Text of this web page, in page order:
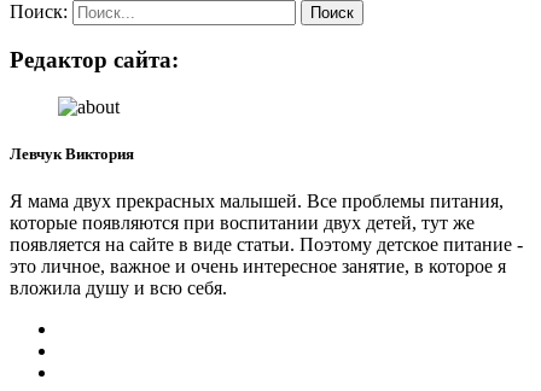
Поиск:
Редактор сайта:
Левчук Виктория
Я мама двух прекрасных малышей. Все проблемы питания,
которые появляются при воспитании двух детей, тут же
появляется на сайте в виде статьи. Поэтому детское питание -
это личное, важное и очень интересное занятие, в которое я
вложила душу и всю себя.